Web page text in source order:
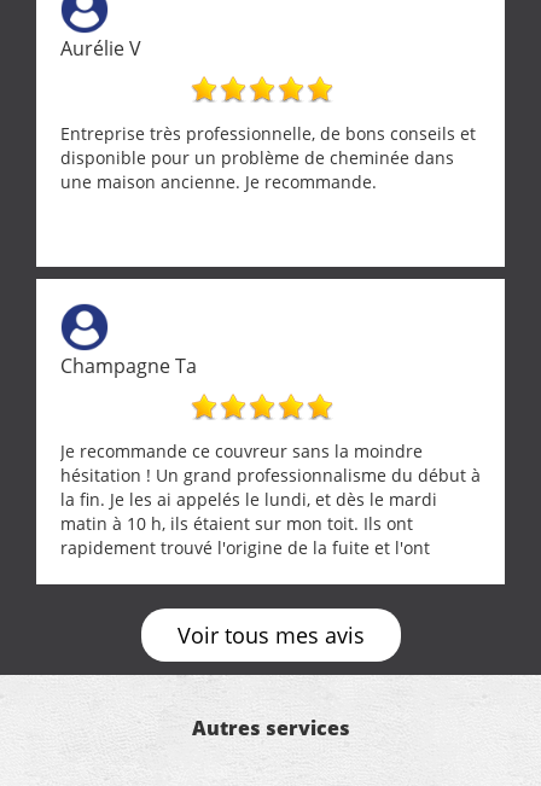
Aurélie V
Entreprise très professionnelle, de bons conseils et
disponible pour un problème de cheminée dans
une maison ancienne. Je recommande.
Champagne Ta
Je recommande ce couvreur sans la moindre
hésitation ! Un grand professionnalisme du début à
la fin. Je les ai appelés le lundi, et dès le mardi
matin à 10 h, ils étaient sur mon toit. Ils ont
rapidement trouvé l'origine de la fuite et l'ont
vraiment rassurant de pouvoir compter sur des
artisans aussi professionnels. Merci encore !
Voir tous mes avis
Autres services